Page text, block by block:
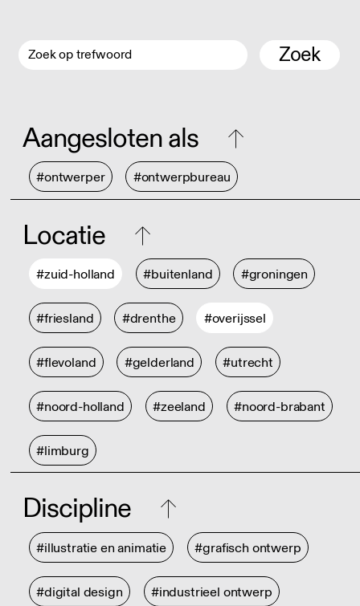
Zoek
Aangesloten als
#ontwerper #ontwerpbureau
Locatie
#zuid-holland #buitenland #groningen
#friesland #drenthe #overijssel
#flevoland #gelderland #utrecht
#noord-holland #zeeland #noord-brabant
#limburg
Discipline
#illustratie en animatie #grafisch ontwerp
#digital design #industrieel ontwerp